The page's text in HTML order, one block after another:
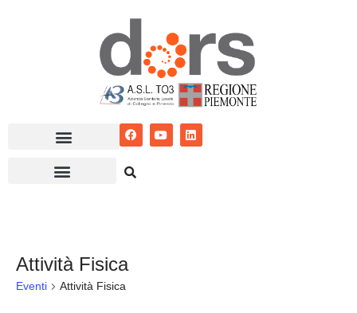
Attività Fisica
Eventi Attività Fisica